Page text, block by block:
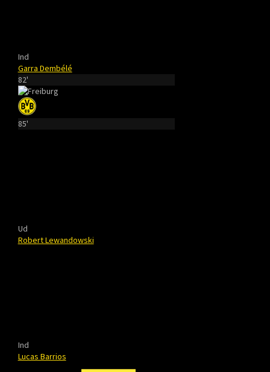
Ind
Garra Dembélé
82'
85'
Ud
Robert Lewandowski
Ind
Lucas Barrios